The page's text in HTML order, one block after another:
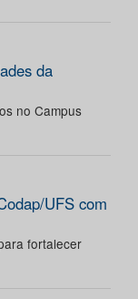
da
no Campus
UFS com
fortalecer